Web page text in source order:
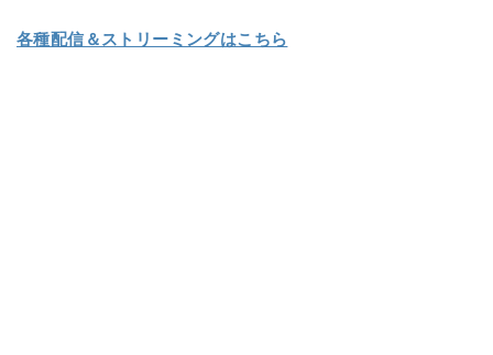
各種配信＆ストリーミングはこちら